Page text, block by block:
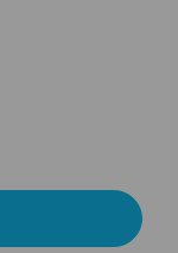
MKII